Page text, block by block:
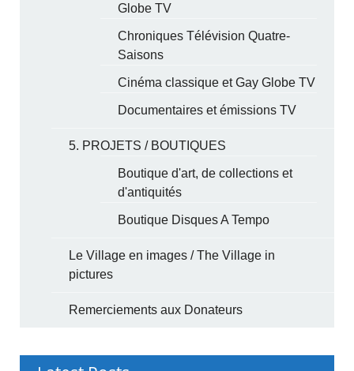
Globe TV
Chroniques Télévision Quatre-
Saisons
Cinéma classique et Gay Globe TV
Documentaires et émissions TV
5. PROJETS / BOUTIQUES
Boutique d'art, de collections et
d'antiquités
Boutique Disques A Tempo
Le Village en images / The Village in
pictures
Remerciements aux Donateurs